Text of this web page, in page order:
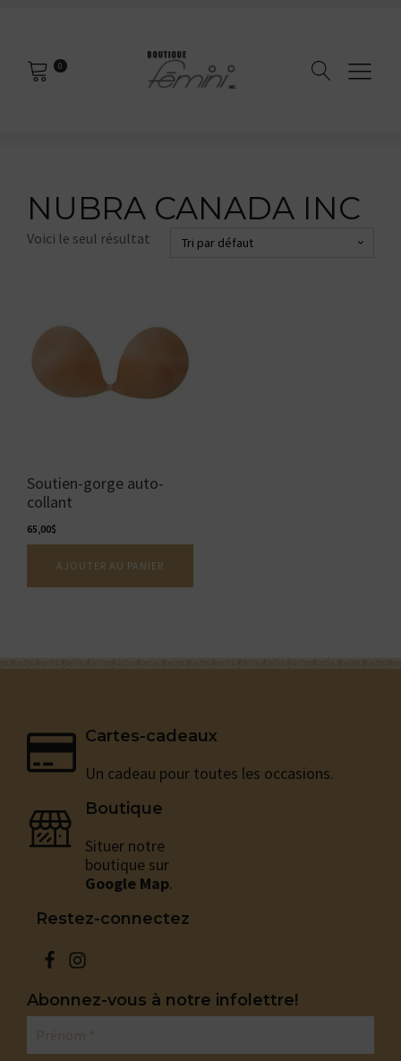
0
NUBRA CANADA INC
Voici le seul résultat
Soutien-gorge auto-
collant
65,00$
AJOUTER AU PANIER
Cartes-cadeaux
Un cadeau pour toutes les occasions.
Boutique
Situer notre
boutique sur
Google Map.
Restez-connectez
Abonnez-vous à notre infolettre!